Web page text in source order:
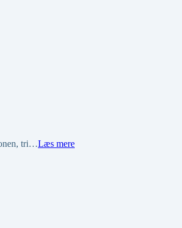
tri…Læs mere